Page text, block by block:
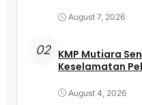
August 7, 2026
02 KMP Mutiara
Keselamatan
August 4, 2026